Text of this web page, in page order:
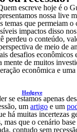
escreve hoje é o
nossa live
temas que permeiam o
impactos disso
perdeu o conteúdo,
de meio de
desafios econômicos
mente de muitos
econômica e
Hedgeye
se estamos apenas
um artigo e um
há muitas incertezas
mas que o cenário base
contudo sem